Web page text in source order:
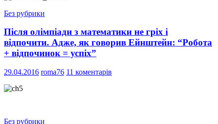
Без рубрики
Після олімпіади з математики не гріх і
відпочити. Адже, як говорив Ейнштейн: “Робота
+ відпочинок = успіх”
29.04.2016 roma76 11 коментарів
Без рубрики